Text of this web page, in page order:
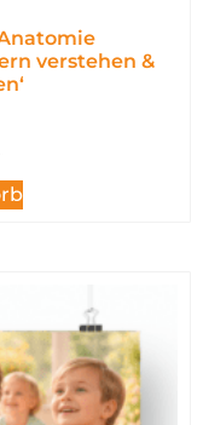
verstehen &